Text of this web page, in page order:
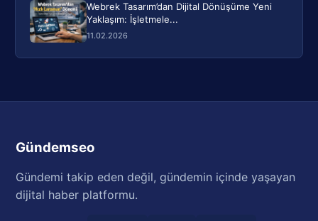
Webrek Tasarım’dan Dijital Dönüşüme Yeni
Yaklaşım: İşletmele...
11.02.2026
Gündemseo
Gündemi takip eden değil, gündemin içinde yaşayan
dijital haber platformu.